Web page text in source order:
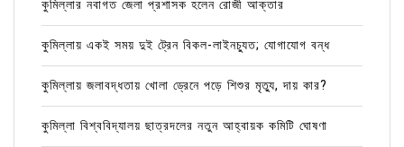
কুমিল্লার নবাগত জেলা প্রশাসক হলেন রোজী আক্তার
কুমিল্লায় একই সময় দুই ট্রেন বিকল-লাইনচ্যুত; যোগাযোগ বন্ধ
কুমিল্লায় জলাবদ্ধতায় খোলা ড্রেনে পড়ে শিশুর মৃত্যু, দায় কার?
কুমিল্লা বিশ্ববিদ্যালয় ছাত্রদলের নতুন আহ্বায়ক কমিটি ঘোষণা